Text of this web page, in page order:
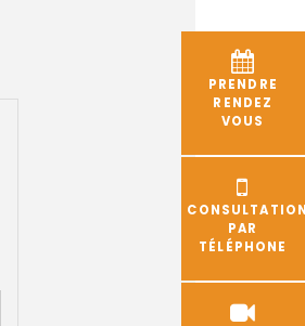
PRENDRE
RENDEZ
VOUS
PAR
TÉLÉPHONE